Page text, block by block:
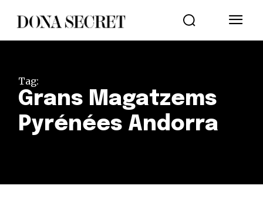
Tag:
Grans Magatzems
Pyrénées Andorra